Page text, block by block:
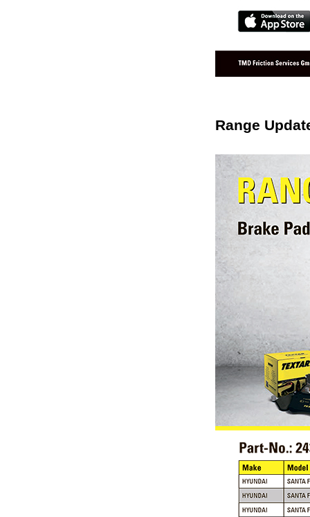
Range